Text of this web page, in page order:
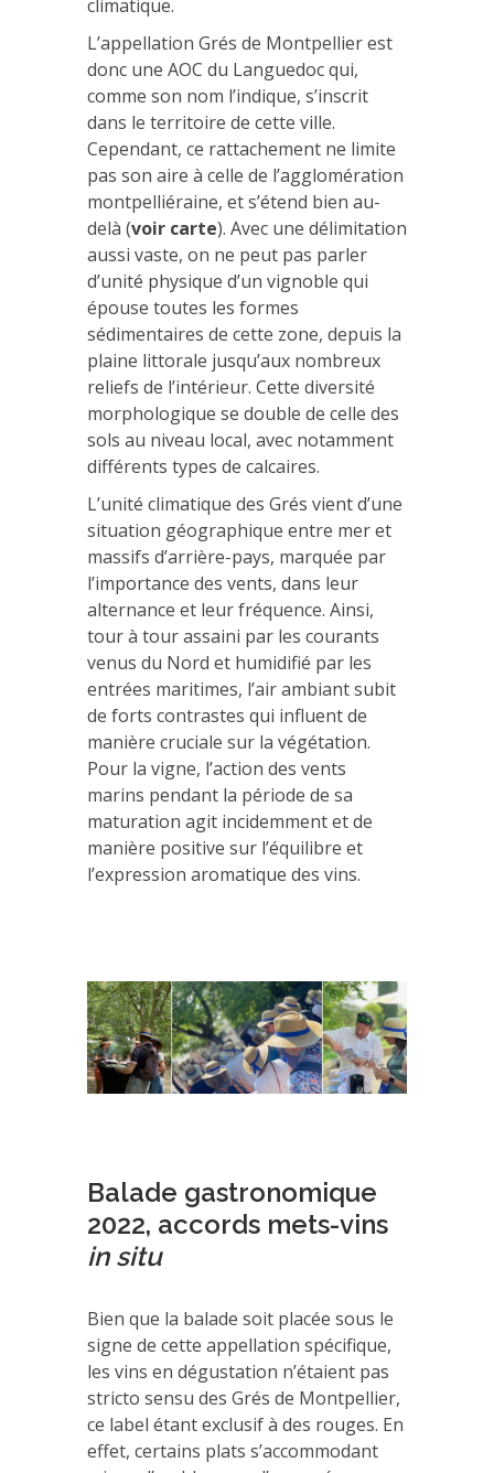
climatique.
L’appellation Grés de Montpellier est
donc une AOC du Languedoc qui,
comme son nom l’indique, s’inscrit
dans le territoire de cette ville.
Cependant, ce rattachement ne limite
pas son aire à celle de l’agglomération
montpelliéraine, et s’étend bien au-
delà (voir carte). Avec une délimitation
aussi vaste, on ne peut pas parler
d’unité physique d’un vignoble qui
épouse toutes les formes
sédimentaires de cette zone, depuis la
plaine littorale jusqu’aux nombreux
reliefs de l’intérieur. Cette diversité
morphologique se double de celle des
sols au niveau local, avec notamment
différents types de calcaires.
L’unité climatique des Grés vient d’une
situation géographique entre mer et
massifs d’arrière-pays, marquée par
l’importance des vents, dans leur
alternance et leur fréquence. Ainsi,
tour à tour assaini par les courants
venus du Nord et humidifié par les
entrées maritimes, l’air ambiant subit
de forts contrastes qui influent de
manière cruciale sur la végétation.
Pour la vigne, l’action des vents
marins pendant la période de sa
maturation agit incidemment et de
manière positive sur l’équilibre et
l’expression aromatique des vins.
Balade gastronomique
2022, accords mets-vins
in situ
Bien que la balade soit placée sous le
signe de cette appellation spécifique,
les vins en dégustation n’étaient pas
stricto sensu des Grés de Montpellier,
ce label étant exclusif à des rouges. En
effet, certains plats s’accommodant